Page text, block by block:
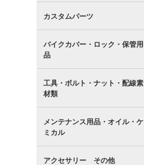
カスタムパーツ
バイクカバー・ロック・保管用
品
工具・ボルト・ナット・配線素
材類
メンテナンス用品・オイル・ケ
ミカル
アクセサリー その他